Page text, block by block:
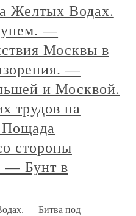
Желтых Водах.
—
Москвы в
—
и Москвой.
трудов на
стороны
— Бунт в
— Битва под